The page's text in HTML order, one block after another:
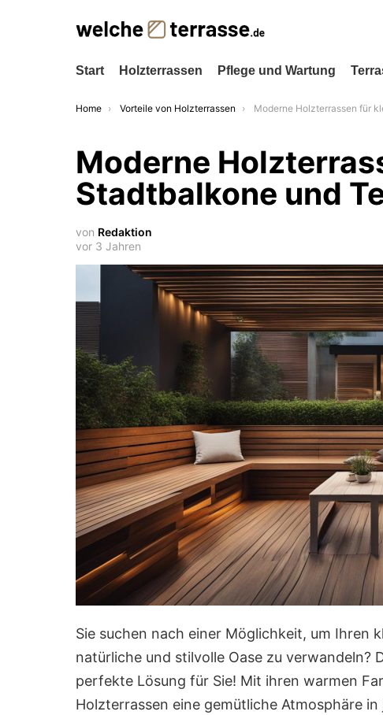
Start Holzterrassen Pflege und Wartung
You are here:
Home Vorteile von Holzterrassen Moderne Holzterrassen für kleine
Moderne
Stadtbalkone und
von Redaktion
vor 3 Jahren
Sie suchen nach einer Möglichkeit, um Ihren
natürliche und stilvolle Oase zu verwandeln?
perfekte Lösung für Sie! Mit ihren warmen
Holzterrassen eine gemütliche Atmosphäre